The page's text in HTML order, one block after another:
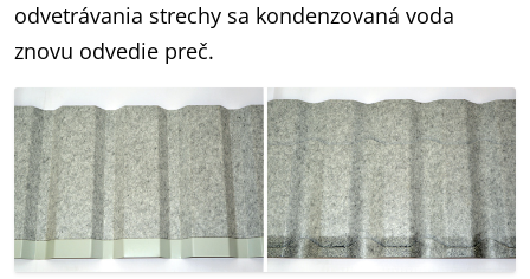
odvetrávania strechy sa kondenzovaná voda
znovu odvedie preč.